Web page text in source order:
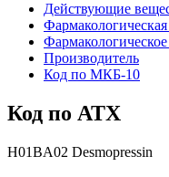
Действующие
Производитель
Код по МКБ-10
Код по АТХ
H01BA02 Desmopressin